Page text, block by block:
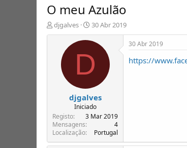
O meu Azulão
I
n
e
T
ó
p
djgalves
D
a
t
d
e
n
í
c
i
30 Abr 2019
D
djgalves
Iniciado
Registo
3 Mar 2019
Mensagens
4
Localização
Portugal
30 Abr 2019
https://